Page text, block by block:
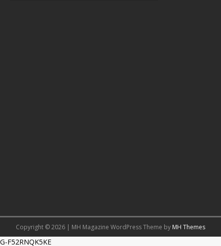
Copyright © 2026 | MH Magazine WordPress Theme by MH Themes
G-F52RNQK5KE